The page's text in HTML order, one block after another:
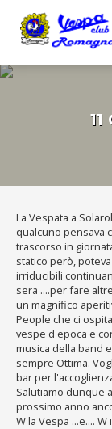
La Vespata a
qualcuno pensava
trascorso in
statico però,
irriducibili
sera ....per fare
un magnifico
People che ci
vespe d'epoca e
musica della band
sempre Ottima.
bar per
Salutiamo dunque
prossimo anno
W la Vespa ...e....